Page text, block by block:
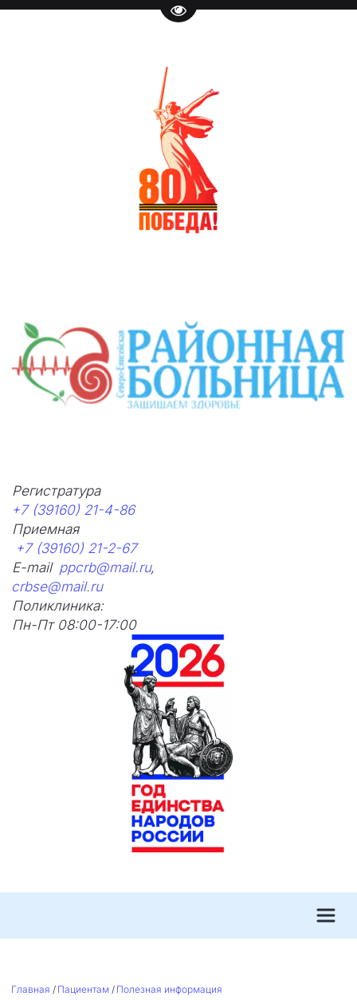
Перейти на версию для
Регистратура
+7 (39160) 21-4-86
Приемная
+7 (39160) 21-2-67
E-mail ppcrb@mail.ru,
crbse@mail.ru
Поликлиника:
Пн-Пт 08:00-17:00
Главная / Пациентам / Полезная информация